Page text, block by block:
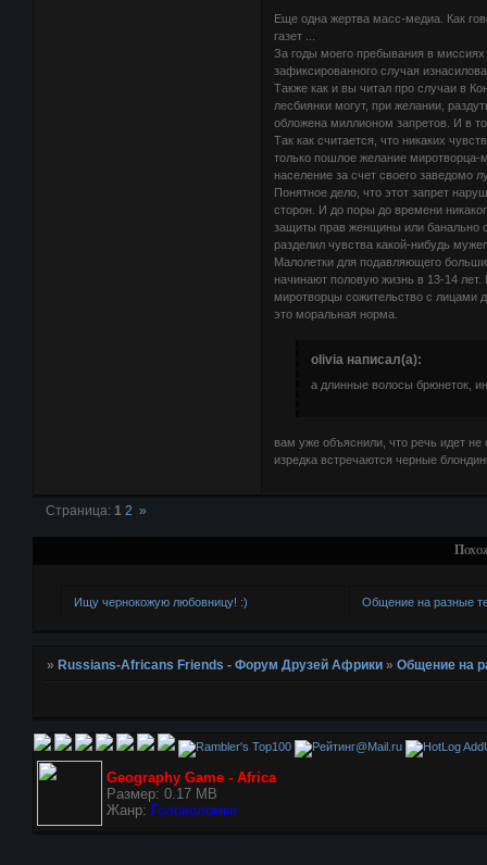
Еще одна жертва масс-медиа. Как
газет ...
За годы моего пребывания в миссиях
зафиксированного случая
Также как и вы читал про случаи в
лесбиянки могут, при желании,
обложена миллионом запретов. И в
Так как считается, что никаких
только пошлое желание миротворца-
население за счет своего заведомо
Понятное дело, что этот запрет
сторон. И до поры до времени
защиты прав женщины или банально
разделил чувства какой-нибудь
Малолетки для подавляющего
начинают половую жизнь в 13-14
миротворцы сожительство с лицами
это моральная норма.
olivia написал(а):
а длинные волосы брюнеток,
вам уже объяснили, что речь идет не
изредка встречаются черные
Страница: 1 2 »
Ищу чернокожую любовницу! :) Общение на разные
»Russians-Africans Friends - Форум Друзей Африки »Общение на
Geography Game - Africa
Размер: 0.17 MB
Жанр: Головоломки